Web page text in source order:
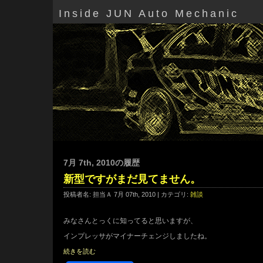
Inside JUN Auto Mechanic
7月 7th, 2010の履歴
新型ですがまだ見てません。
投稿者名: 担当Ａ 7月 07th, 2010 | カテゴリ: 雑談
みなさんとっくに知ってると思いますが、
インプレッサがマイナーチェンジしましたね。
続きを読む